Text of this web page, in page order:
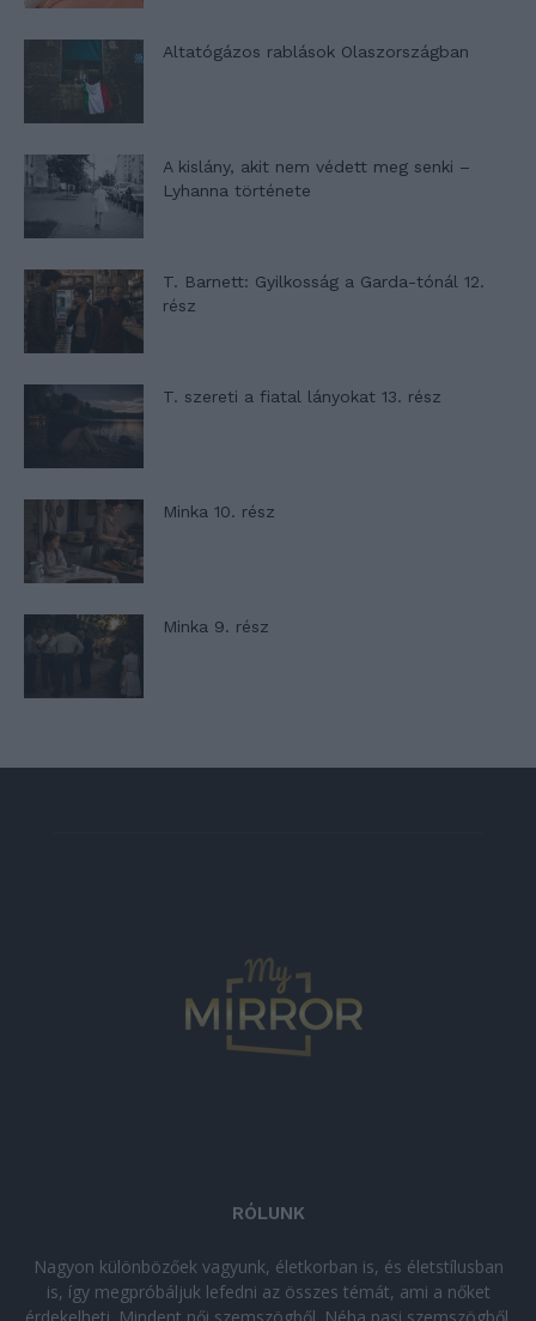
Altatógázos rablások Olaszországban
A kislány, akit nem védett meg senki –
Lyhanna története
T. Barnett: Gyilkosság a Garda-tónál 12.
rész
T. szereti a fiatal lányokat 13. rész
Minka 10. rész
Minka 9. rész
RÓLUNK
Nagyon különbözőek vagyunk, életkorban is, és életstílusban
is, így megpróbáljuk lefedni az összes témát, ami a nőket